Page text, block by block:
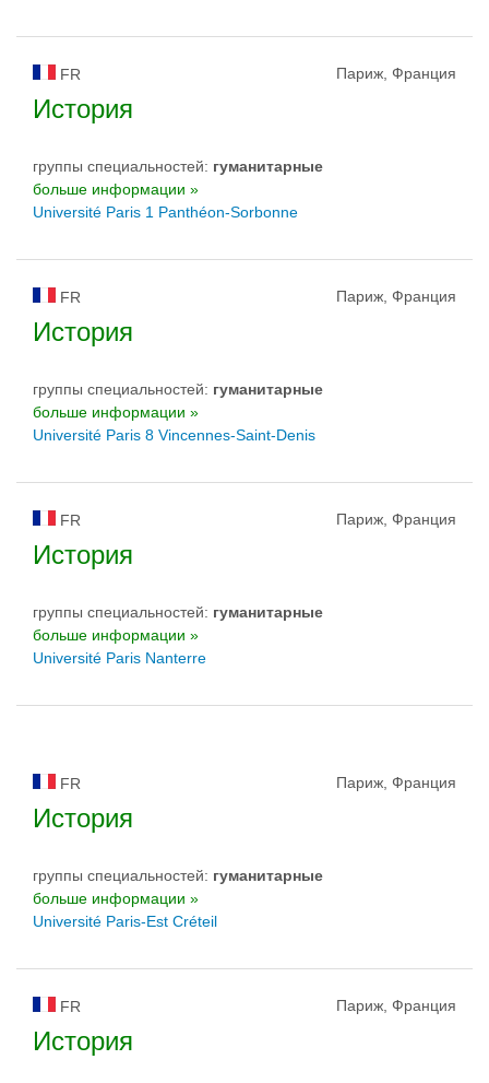
FR Париж, Франция
История
группы специальностей: гуманитарные
больше информации »
Université Paris 1 Panthéon-Sorbonne
FR Париж, Франция
История
группы специальностей: гуманитарные
больше информации »
Université Paris 8 Vincennes-Saint-Denis
FR Париж, Франция
История
группы специальностей: гуманитарные
больше информации »
Université Paris Nanterre
FR Париж, Франция
История
группы специальностей: гуманитарные
больше информации »
Université Paris-Est Créteil
FR Париж, Франция
История